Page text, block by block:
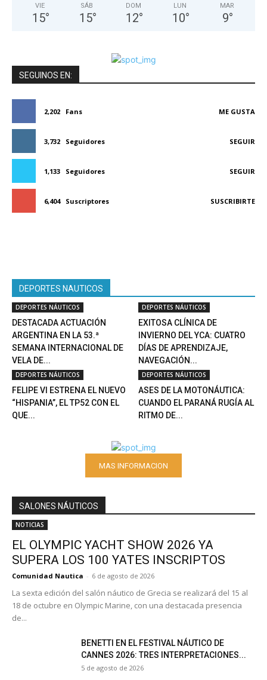
VIE
15°
SÁB
15°
DOM
12°
LUN
10°
MAR
9°
SEGUINOS EN:
2,202 Fans ME GUSTA
3,732 Seguidores SEGUIR
1,133 Seguidores SEGUIR
6,404 Suscriptores SUSCRIBIRTE
DEPORTES NAUTICOS
DEPORTES NÁUTICOS
DESTACADA ACTUACIÓN
ARGENTINA EN LA 53.ª
SEMANA INTERNACIONAL DE
VELA DE...
DEPORTES NÁUTICOS
EXITOSA CLÍNICA DE
INVIERNO DEL YCA: CUATRO
DÍAS DE APRENDIZAJE,
NAVEGACIÓN...
DEPORTES NÁUTICOS
FELIPE VI ESTRENA EL NUEVO
“HISPANIA”, EL TP52 CON EL
QUE...
DEPORTES NÁUTICOS
ASES DE LA MOTONÁUTICA:
CUANDO EL PARANÁ RUGÍA AL
RITMO DE...
MAS INFORMACION
SALONES NÁUTICOS
NOTICIAS
EL OLYMPIC YACHT SHOW 2026 YA
SUPERA LOS 100 YATES INSCRIPTOS
Comunidad Nautica - 6 de agosto de 2026
La sexta edición del salón náutico de Grecia se realizará del 15 al
18 de octubre en Olympic Marine, con una destacada presencia
de...
BENETTI EN EL FESTIVAL NÁUTICO DE
CANNES 2026: TRES INTERPRETACIONES...
5 de agosto de 2026